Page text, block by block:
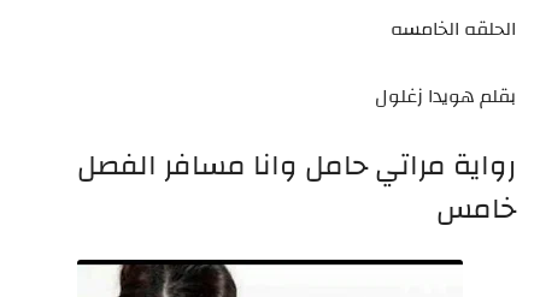
الحلقه الخامسه
بقلم هويدا زغلول
رواية مراتي حامل وانا مسافر الفصل
خامس